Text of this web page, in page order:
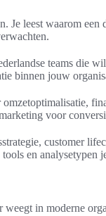
leest waarom een
teams die
binnen jouw
voor
customer
en analysetypen
weegt in moderne